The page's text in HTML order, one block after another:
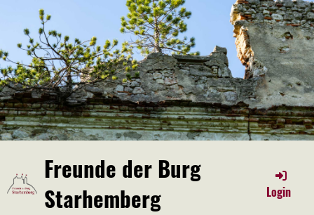
Freunde der Burg
Starhemberg
Login